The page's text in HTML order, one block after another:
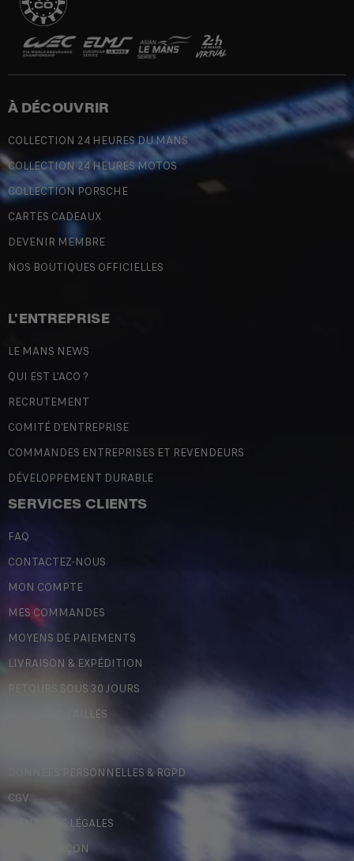
À DÉCOUVRIR
COLLECTION 24 HEURES DU MANS
COLLECTION 24 HEURES MOTOS
COLLECTION PORSCHE
CARTES CADEAUX
DEVENIR MEMBRE
NOS BOUTIQUES OFFICIELLES
L'ENTREPRISE
LE MANS NEWS
QUI EST L'ACO ?
RECRUTEMENT
COMITÉ D'ENTREPRISE
COMMANDES ENTREPRISES ET REVENDEURS
DÉVELOPPEMENT DURABLE
SERVICES CLIENTS
FAQ
CONTACTEZ-NOUS
MON COMPTE
MES COMMANDES
MOYENS DE PAIEMENTS
LIVRAISON & EXPÉDITION
RETOURS SOUS 30 JOURS
GUIDE DES TAILLES
DONNÉES PERSONNELLES & RGPD
CGV
MENTIONS LÉGALES
CONTREFAÇON